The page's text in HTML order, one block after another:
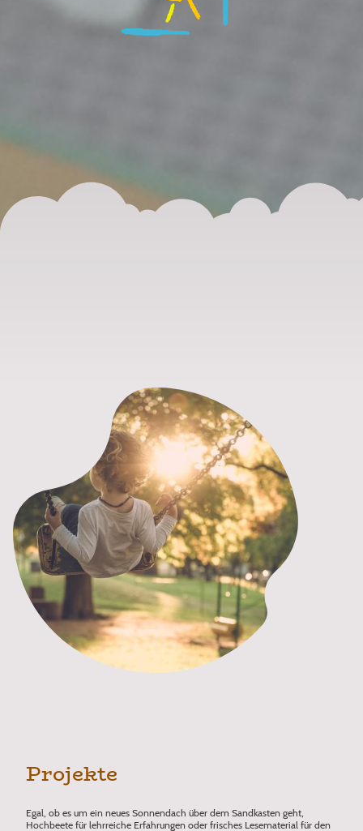
Projekte
Egal, ob es um ein neues Sonnendach über dem Sandkasten geht,
Hochbeete für lehrreiche Erfahrungen oder frisches Lesematerial für den